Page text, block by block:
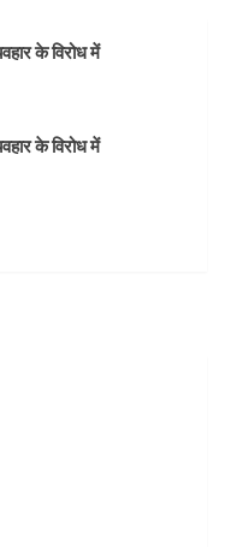
के विरोध में
के विरोध में